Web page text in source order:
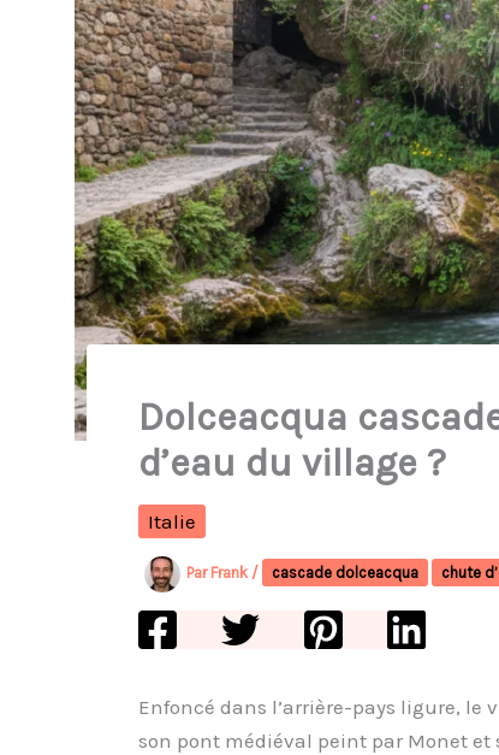
Dolceacqua
d’eau du village ?
Italie
Par Frank / cascade dolceacqua chute
Enfoncé dans l’arrière-pays ligure, le
son pont médiéval peint par Monet et